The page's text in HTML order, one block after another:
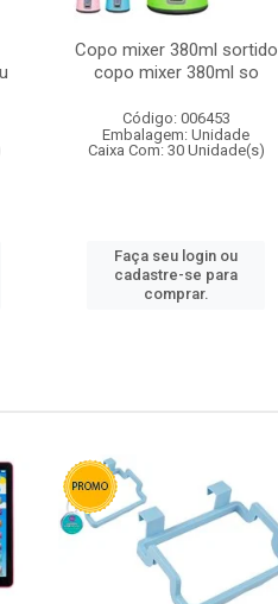
Copo mixer 380ml sortido
copo mixer 380ml so
Código: 006453
Embalagem: Unidade
Caixa Com: 30 Unidade(s)
Faça seu login ou
cadastre-se para
comprar.